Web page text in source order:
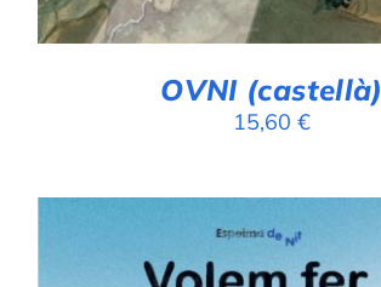
OVNI (castellà)
15,60 €